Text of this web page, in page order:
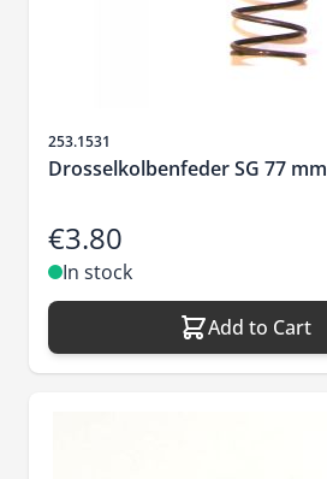
Sku
253.1531
Drosselkolbenfeder SG 77 mm
€3.80
In stock
Add to Cart